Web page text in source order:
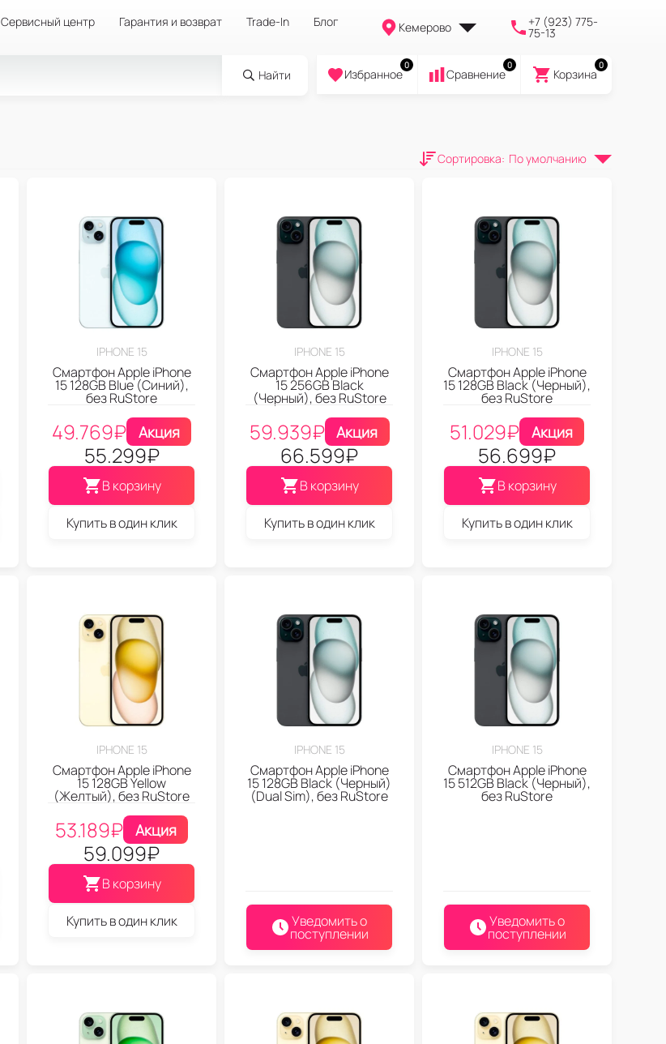
Сервисный центр Гарантия и возврат Trade-In Блог Кемерово +7 (923) 775-
75-13
Найти
0
Избранное
0
Cравнение
0
Корзина
Сортировка: По умолчанию
IPHONE 15
Смартфон Apple iPhone
15 128GB Blue (Синий),
без RuStore
49.769₽ Акция
55.299₽
В корзину
Купить в один клик
IPHONE 15
Смартфон Apple iPhone
15 256GB Black
(Черный), без RuStore
59.939₽ Акция
66.599₽
В корзину
Купить в один клик
IPHONE 15
Смартфон Apple iPhone
15 128GB Black (Черный),
без RuStore
51.029₽ Акция
56.699₽
В корзину
Купить в один клик
IPHONE 15
Смартфон Apple iPhone
15 128GB Yellow
(Желтый), без RuStore
53.189₽ Акция
59.099₽
В корзину
Купить в один клик
IPHONE 15
Смартфон Apple iPhone
15 128GB Black (Черный)
(Dual Sim), без RuStore
Уведомить о
поступлении
IPHONE 15
Смартфон Apple iPhone
15 512GB Black (Черный),
без RuStore
Уведомить о
поступлении